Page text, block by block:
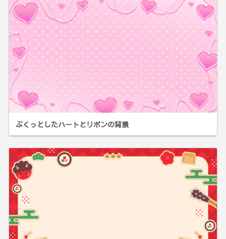
ぷくっとしたハートとリボンの背景